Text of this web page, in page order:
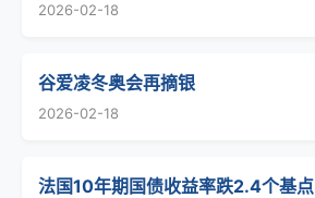
2026-02-18
谷爱凌冬奥会再摘银
2026-02-18
法国10年期国债收益率跌2.4个基